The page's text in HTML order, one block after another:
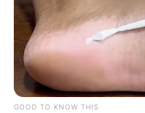
GOOD TO KNOW THIS